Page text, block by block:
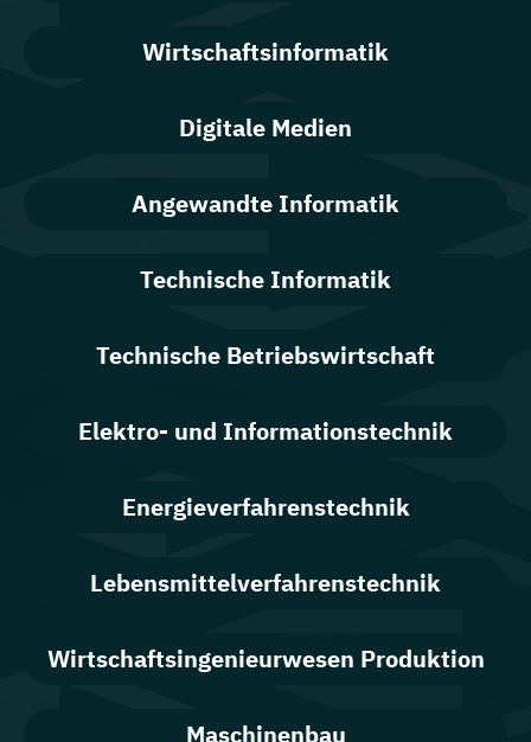
Wirtschaftsinformatik
Digitale Medien
Angewandte Informatik
Technische Informatik
Technische Betriebswirtschaft
Elektro- und Informationstechnik
Energieverfahrenstechnik
Lebensmittelverfahrenstechnik
Wirtschaftsingenieurwesen Produktion
Maschinenbau